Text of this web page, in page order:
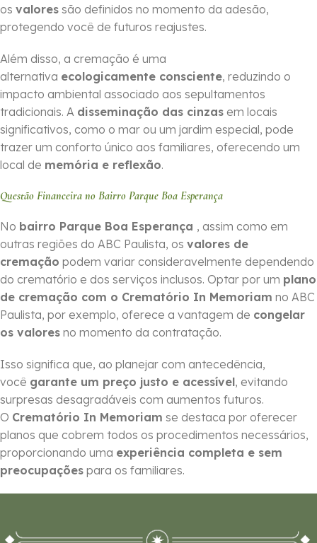
os valores são definidos no momento da adesão,
protegendo você de futuros reajustes.
Além disso, a cremação é uma
alternativa ecologicamente consciente, reduzindo o
impacto ambiental associado aos sepultamentos
tradicionais. A disseminação das cinzas em locais
significativos, como o mar ou um jardim especial, pode
trazer um conforto único aos familiares, oferecendo um
local de memória e reflexão.
Questão Financeira no Bairro Parque Boa Esperança
No bairro Parque Boa Esperança , assim como em
outras regiões do ABC Paulista, os valores de
cremação podem variar consideravelmente dependendo
do crematório e dos serviços inclusos. Optar por um plano
de cremação com o Crematório In Memoriam no ABC
Paulista, por exemplo, oferece a vantagem de congelar
os valores no momento da contratação.
Isso significa que, ao planejar com antecedência,
você garante um preço justo e acessível, evitando
surpresas desagradáveis com aumentos futuros.
O Crematório In Memoriam se destaca por oferecer
planos que cobrem todos os procedimentos necessários,
proporcionando uma experiência completa e sem
preocupações para os familiares.